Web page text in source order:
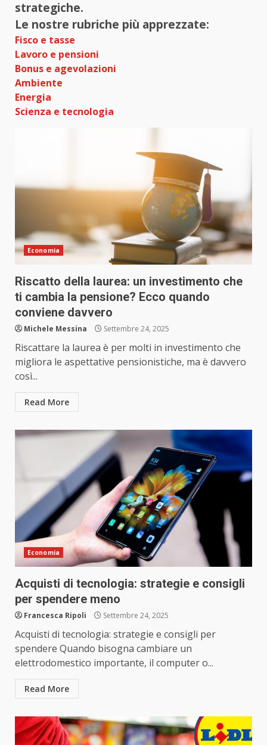
strategiche.
Le nostre rubriche più apprezzate:
Fisco e tasse
Lavoro e pensioni
Bonus e agevolazioni
Ambiente
Energia
Scienza e tecnologia
Economia
Riscatto della laurea: un investimento che
ti cambia la pensione? Ecco quando
conviene davvero
Michele Messina Settembre 24, 2025
Riscattare la laurea è per molti in investimento che
migliora le aspettative pensionistiche, ma è davvero
così...
Read More
Economia
Acquisti di tecnologia: strategie e consigli
per spendere meno
Francesca Ripoli Settembre 24, 2025
Acquisti di tecnologia: strategie e consigli per
spendere Quando bisogna cambiare un
elettrodomestico importante, il computer o...
Read More